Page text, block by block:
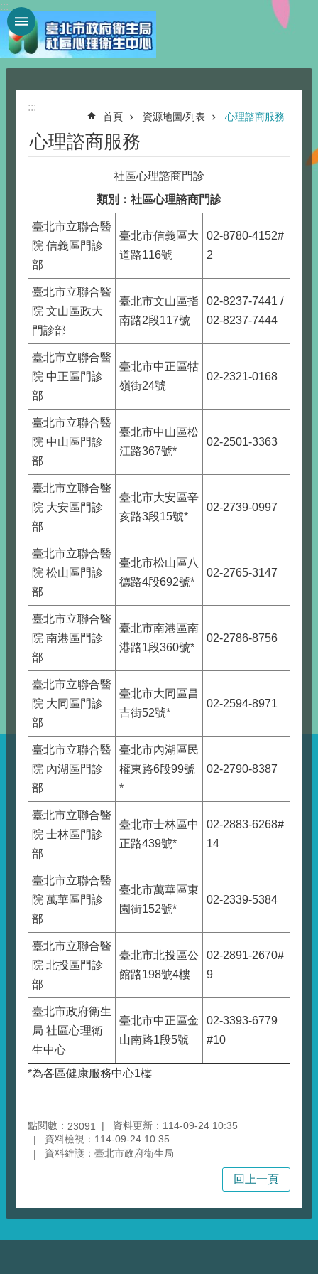
跳到主要內容區塊
:::
:::
首頁 資源地圖/列表 心理諮商服務
心理諮商服務
社區心理諮商門診
類別： 社區心理諮商門診
臺北市立聯合醫
院 信義區門診
部
臺北市信義區大
道路116號
02-8780-4152#
2
臺北市立聯合醫
院 文山區政大
門診部
臺北市文山區指
南路2段117號
02-8237-7441 /
02-8237-7444
臺北市立聯合醫
院 中正區門診
部
臺北市中正區牯
嶺街24號
02-2321-0168
臺北市立聯合醫
院 中山區門診
部
臺北市中山區松
江路367號*
02-2501-3363
臺北市立聯合醫
院 大安區門診
部
臺北市大安區辛
亥路3段15號*
02-2739-0997
臺北市立聯合醫
院 松山區門診
部
臺北市松山區八
德路4段692號*
02-2765-3147
臺北市立聯合醫
院 南港區門診
部
臺北市南港區南
港路1段360號*
02-2786-8756
臺北市立聯合醫
院 大同區門診
部
臺北市大同區昌
吉街52號*
02-2594-8971
臺北市立聯合醫
院 內湖區門診
部
臺北市內湖區民
權東路6段99號
*
02-2790-8387
臺北市立聯合醫
院 士林區門診
部
臺北市士林區中
正路439號*
02-2883-6268#
14
臺北市立聯合醫
院 萬華區門診
部
臺北市萬華區東
園街152號*
02-2339-5384
臺北市立聯合醫
院 北投區門診
部
臺北市北投區公
館路198號4樓
02-2891-2670#
9
臺北市政府衛生
局 社區心理衛
生中心
臺北市中正區金
山南路1段5號
02-3393-6779
#10
*為各區健康服務中心1樓
點閱數： 23091
資料更新：114-09-24 10:35
資料檢視：114-09-24 10:35
資料維護：臺北市政府衛生局
回上一頁